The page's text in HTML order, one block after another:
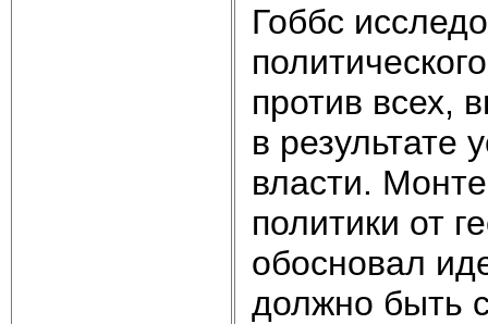
Гоббс
против всех,
в результате
власти.
политики от
обосновал
должно быть